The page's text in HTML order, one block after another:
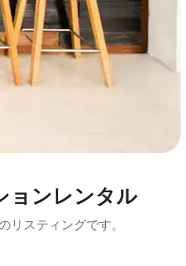
ョンレンタル
リスティングです。